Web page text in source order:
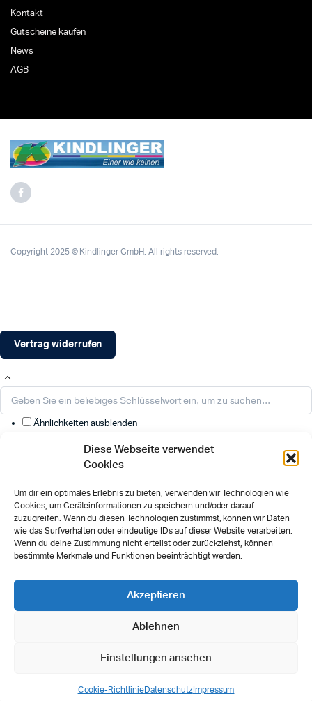
Diese Webseite verwendet
Cookies
Um dir ein optimales Erlebnis zu bieten, verwenden wir Technologien wie
Cookies, um Geräteinformationen zu speichern und/oder darauf
zuzugreifen. Wenn du diesen Technologien zustimmst, können wir Daten
wie das Surfverhalten oder eindeutige IDs auf dieser Website verarbeiten.
Wenn du deine Zustimmung nicht erteilst oder zurückziehst, können
bestimmte Merkmale und Funktionen beeinträchtigt werden.
Akzeptieren
Ablehnen
Einstellungen ansehen
Cookie-RichtlinieDatenschutzImpressum
Kontakt
Gutscheine kaufen
News
AGB
Copyright 2025 © Kindlinger GmbH. All rights reserved.
Vertrag widerrufen
Ähnlichkeiten ausblenden
Wählen Sie die anzuzeigenden Felder aus. Andere werden
ausgeblendet. Ziehen und ablegen, um die Reihenfolge neu
anzuordnen.
Bild
Art.-Nr
Bewertung
Weitere Informationen